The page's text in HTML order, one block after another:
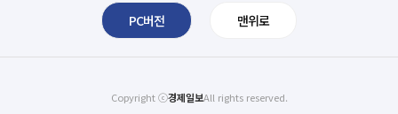
PC버전 맨위로
Copyright ⓒ경제일보All rights reserved.